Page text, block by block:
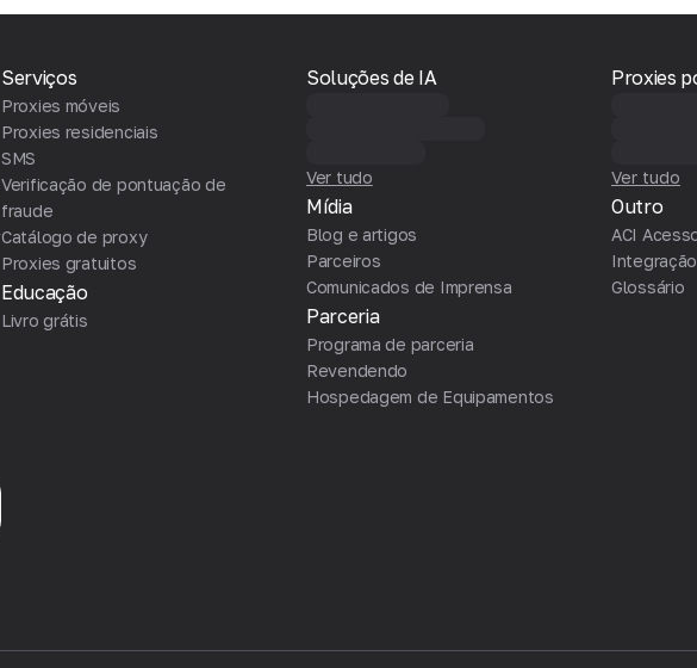
Serviços
Proxies móveis
Proxies residenciais
SMS
Verificação de pontuação de
fraude
Catálogo de proxy
Proxies gratuitos
Educação
Livro grátis
Soluções de IA
Ver tudo
Mídia
Blog e artigos
Parceiros
Comunicados de Imprensa
Parceria
Programa de parceria
Revendendo
Hospedagem de Equipamentos
Proxies
Ver tudo
Outro
ACI
Integração
Glossário